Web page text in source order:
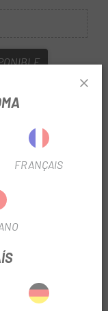
para tu
equiparte contra
máxima de
FRANÇAIS